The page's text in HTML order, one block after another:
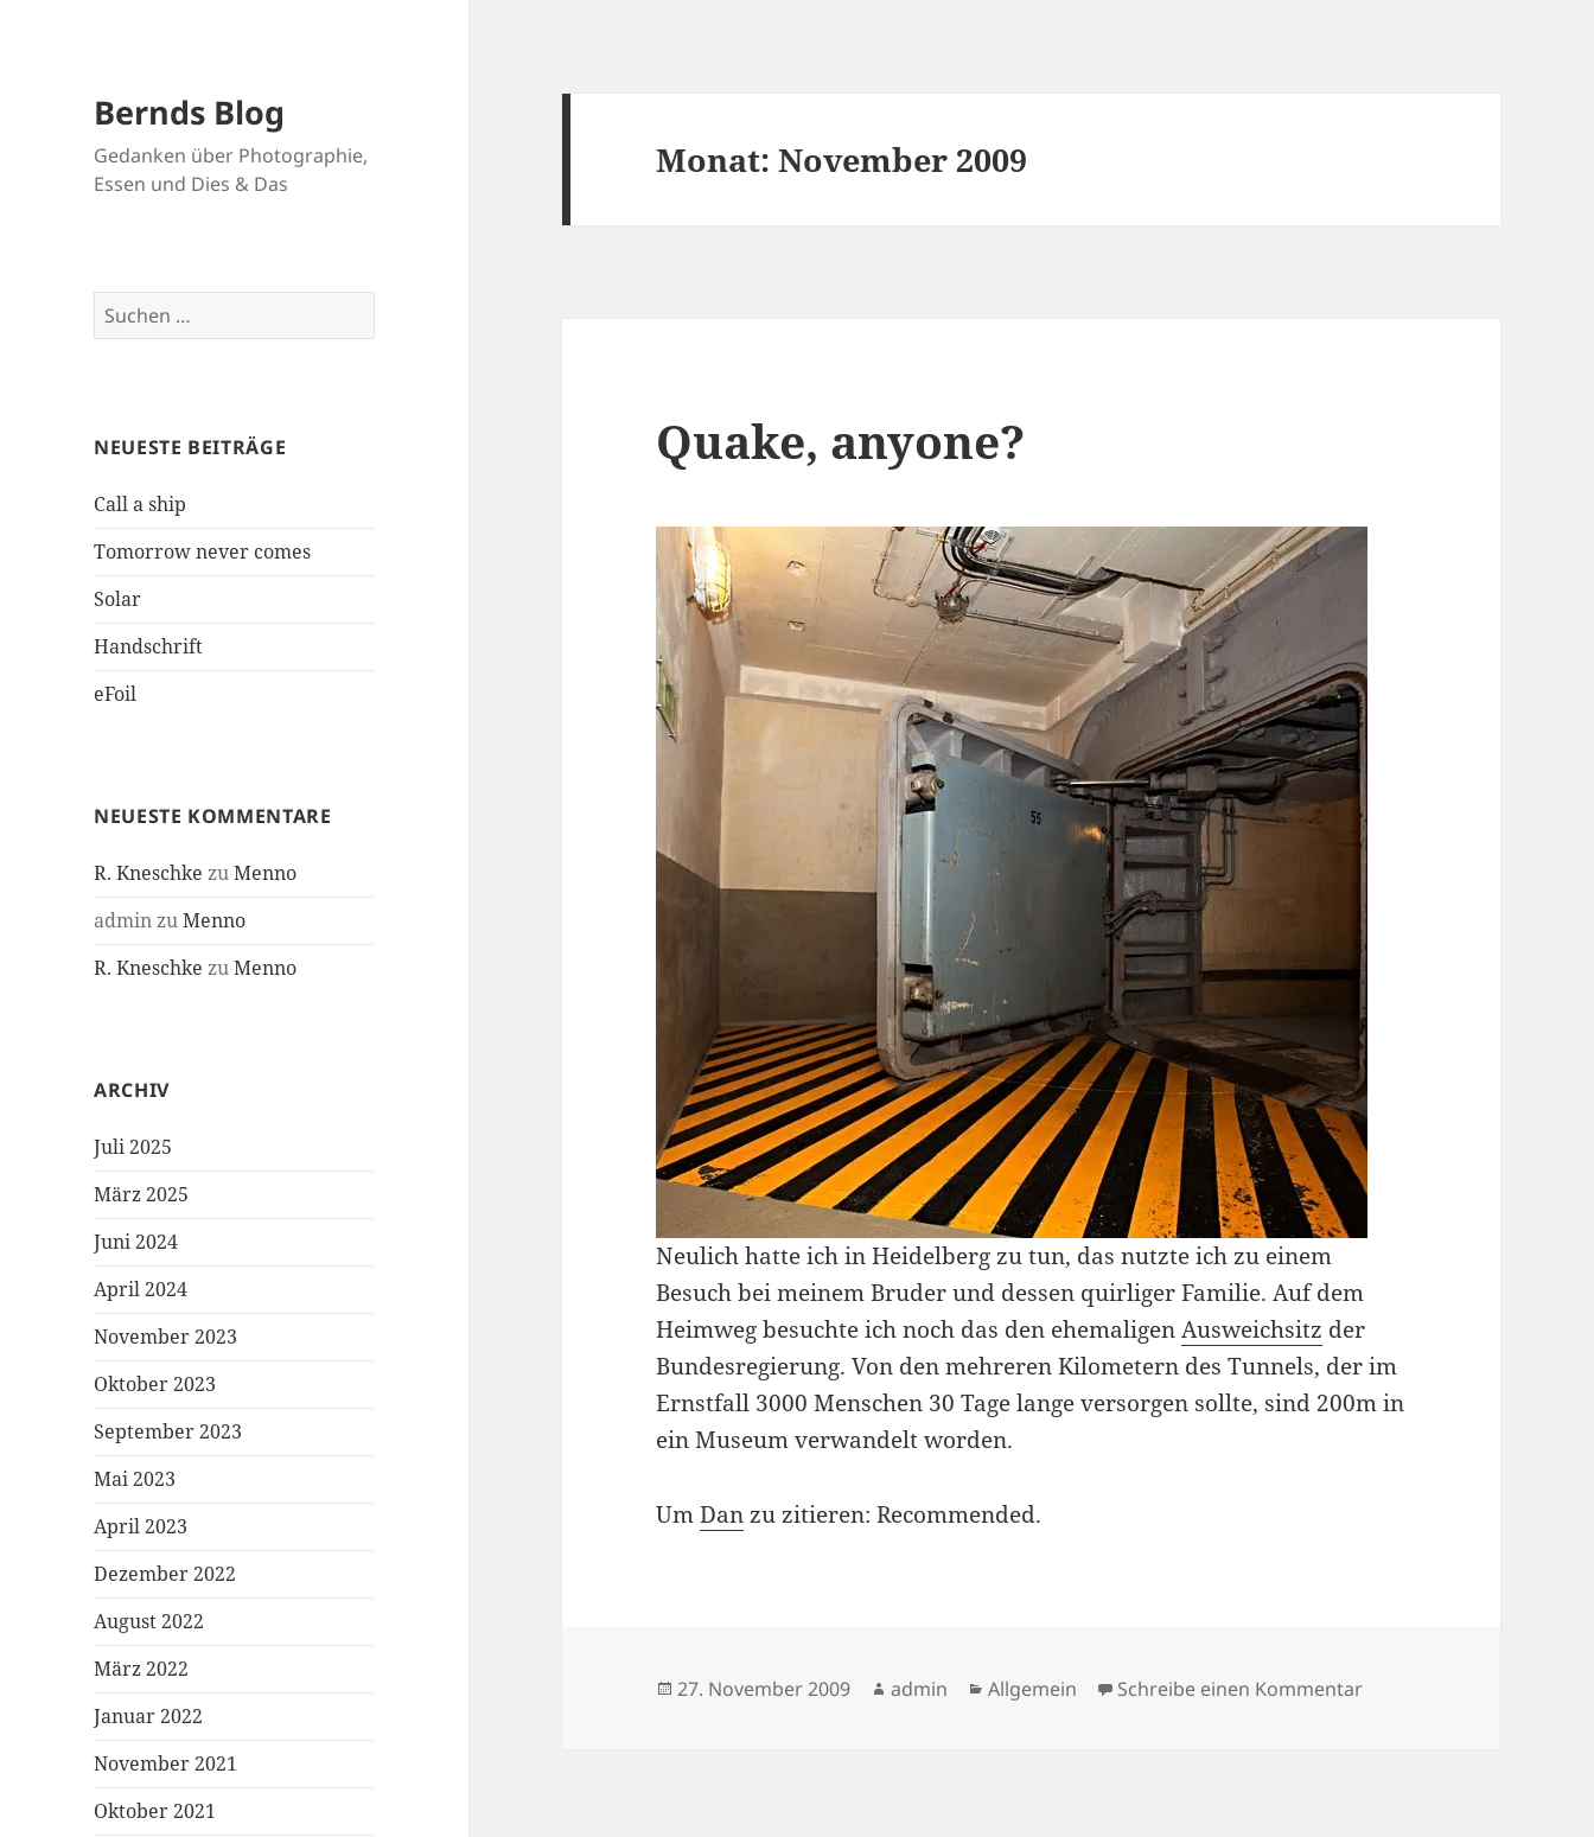
Bernds Blog
Gedanken über Photographie,
Essen und Dies & Das
Suchen
nach:
NEUESTE BEITRÄGE
Call a ship
Tomorrow never comes
Solar
Handschrift
eFoil
NEUESTE KOMMENTARE
R. Kneschke zuMenno
adminzuMenno
R. Kneschke zuMenno
ARCHIV
Juli 2025
März 2025
Juni 2024
April 2024
November 2023
Oktober 2023
September 2023
Mai 2023
April 2023
Dezember 2022
August 2022
März 2022
Januar 2022
November 2021
Oktober 2021
Monat:November 2009
Quake, anyone?
Neulich hatte ich in Heidelberg zu tun, das nutzte ich zu einem
Besuch bei meinem Bruder und dessen quirliger Familie. Auf dem
Heimweg besuchte ich noch das den ehemaligenAusweichsitz der
Bundesregierung. Von den mehreren Kilometern des Tunnels, der im
Ernstfall 3000 Menschen 30 Tage lange versorgen sollte, sind 200m in
ein Museum verwandelt worden.
UmDanzu zitieren: Recommended.
Veröffentlicht
27. November 2009 Autor
admin Kategorien
Allgemein Schreibe einen Kommentarzu Quake, anyone?